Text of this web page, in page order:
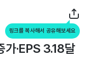
링크를 복사해서 공유해보세요
·EPS 3.18달